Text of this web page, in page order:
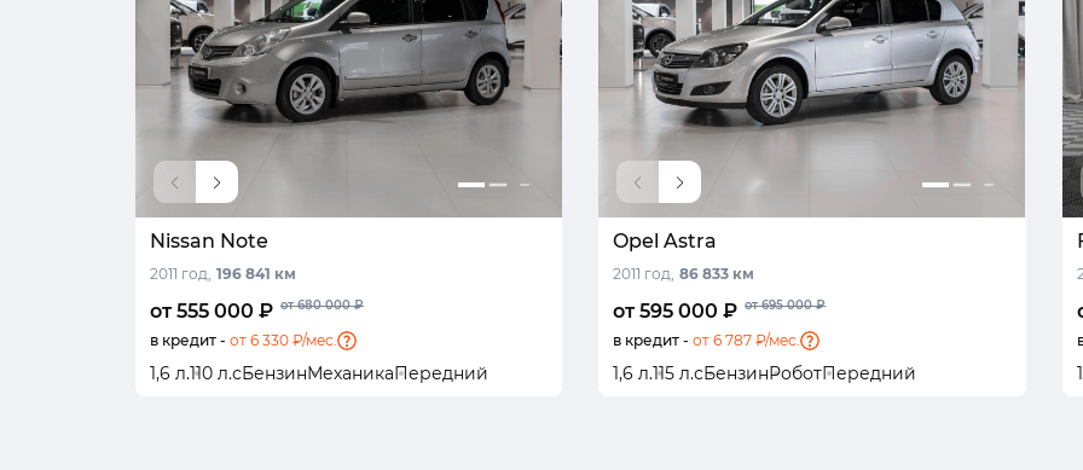
Nissan Note
2011 год, 196 841 км
от 555 000 ₽ от 680 000 ₽
в кредит - от 6 330 ₽/мес.
1,6 л.110 л.сБензинМеханикаПередний
Opel Astra
2011 год, 86 833 км
от 595 000 ₽ от 695 000 ₽
в кредит - от 6 787 ₽/мес.
1,6 л.115 л.сБензинРоботПередний